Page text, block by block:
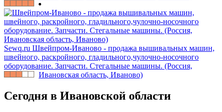
Sewq.ru Швейпром-Иваново - продажа вышивальных машин,
швейного, раскройного, гладильного,чулочно-носочного
оборудование. Запчасти. Стегальные машины. (Россия,
Ивановская область, Иваново)
Сегодня в Ивановской области